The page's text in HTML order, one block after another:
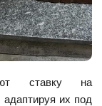
ставку на
адаптируя их под